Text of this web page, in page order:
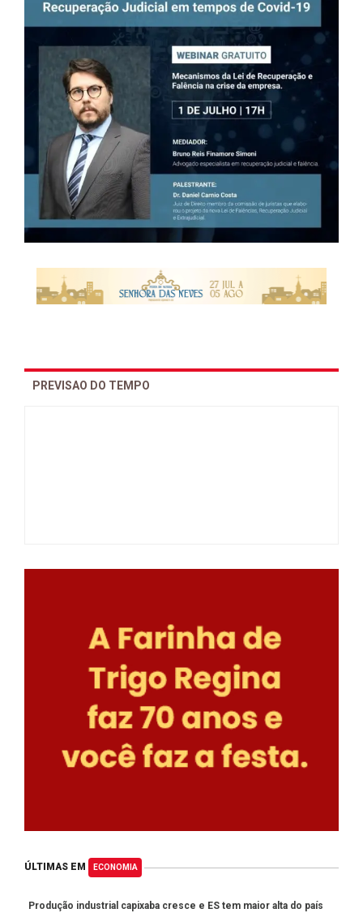
PREVISAO DO TEMPO
ÚLTIMAS EM ECONOMIA
Produção industrial capixaba cresce e ES tem maior alta do país